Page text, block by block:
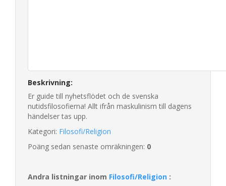
Beskrivning:
Er guide till nyhetsflödet och de svenska
nutidsfilosofierna! Allt ifrån maskulinism till dagens
händelser tas upp.
Kategori: Filosofi/Religion
Poäng sedan senaste omräkningen: 0
Andra listningar inom Filosofi/Religion :